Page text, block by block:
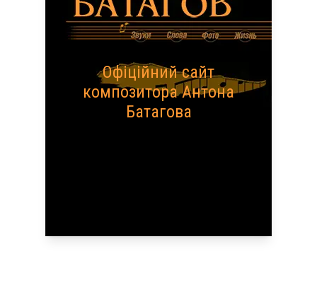
Офіційний сайт
композитора Антона
Батагова